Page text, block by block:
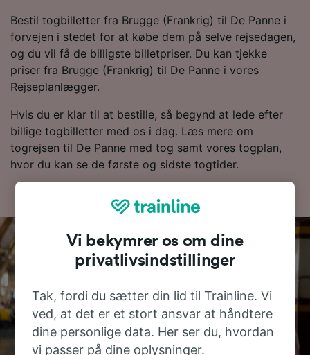
Bestil togbilletter fra Brugge (Frankrig) til De Panne i
forvejen i stedet for at købe dem på selve rejsedagen,
og du vil få de billigste billetpriser. Du kan tjekke
priser fra Brugge (Frankrig) til De Panne i vores
Rejseplanlægger.
Hvis du er klar til at bestille, så begynd at lede efter
billige togbilletter med os i dag. Læs mere om
togrejsen til De Panne med tog samt vores togplan,
hvor du kan se de første og sidste togtider.
Vi bekymrer os om dine
privatlivsindstillinger
Tak, fordi du sætter din lid til Trainline. Vi
ved, at det er et stort ansvar at håndtere
dine personlige data. Her ser du, hvordan
vi passer på dine oplysninger.